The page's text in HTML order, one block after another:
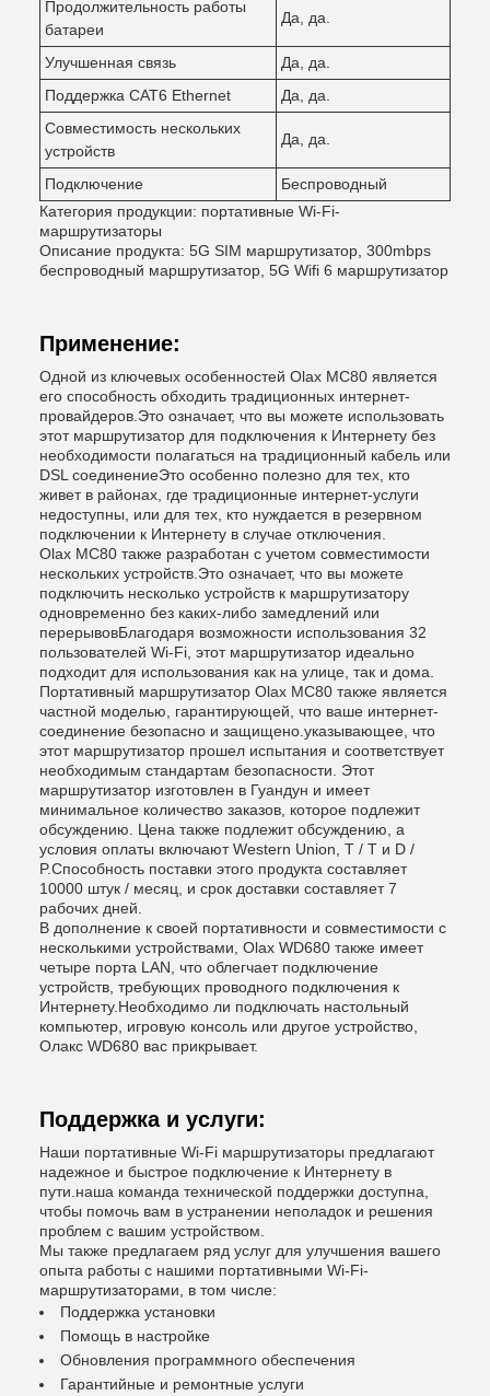
Продолжительность работы
батареи
Да, да.
Улучшенная связь
Да, да.
Поддержка CAT6 Ethernet
Да, да.
Совместимость нескольких
устройств
Да, да.
Подключение
Беспроводный
Категория продукции: портативные Wi-Fi-
маршрутизаторы
Описание продукта: 5G SIM маршрутизатор, 300mbps
беспроводный маршрутизатор, 5G Wifi 6 маршрутизатор
Применение:
Одной из ключевых особенностей Olax MC80 является
его способность обходить традиционных интернет-
провайдеров.Это означает, что вы можете использовать
этот маршрутизатор для подключения к Интернету без
необходимости полагаться на традиционный кабель или
DSL соединениеЭто особенно полезно для тех, кто
живет в районах, где традиционные интернет-услуги
недоступны, или для тех, кто нуждается в резервном
подключении к Интернету в случае отключения.
Olax MC80 также разработан с учетом совместимости
нескольких устройств.Это означает, что вы можете
подключить несколько устройств к маршрутизатору
одновременно без каких-либо замедлений или
перерывовБлагодаря возможности использования 32
пользователей Wi-Fi, этот маршрутизатор идеально
подходит для использования как на улице, так и дома.
Портативный маршрутизатор Olax MC80 также является
частной моделью, гарантирующей, что ваше интернет-
соединение безопасно и защищено.указывающее, что
этот маршрутизатор прошел испытания и соответствует
необходимым стандартам безопасности. Этот
маршрутизатор изготовлен в Гуандун и имеет
минимальное количество заказов, которое подлежит
обсуждению. Цена также подлежит обсуждению, а
условия оплаты включают Western Union, T / T и D /
P.Способность поставки этого продукта составляет
10000 штук / месяц, и срок доставки составляет 7
рабочих дней.
В дополнение к своей портативности и совместимости с
несколькими устройствами, Olax WD680 также имеет
четыре порта LAN, что облегчает подключение
устройств, требующих проводного подключения к
Интернету.Необходимо ли подключать настольный
компьютер, игровую консоль или другое устройство,
Олакс WD680 вас прикрывает.
Поддержка и услуги:
Наши портативные Wi-Fi маршрутизаторы предлагают
надежное и быстрое подключение к Интернету в
пути.наша команда технической поддержки доступна,
чтобы помочь вам в устранении неполадок и решения
проблем с вашим устройством.
Мы также предлагаем ряд услуг для улучшения вашего
опыта работы с нашими портативными Wi-Fi-
маршрутизаторами, в том числе:
Поддержка установки
Помощь в настройке
Обновления программного обеспечения
Гарантийные и ремонтные услуги